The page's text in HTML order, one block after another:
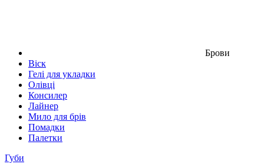
Брови
Віск
Гелі для укладки
Олівці
Консилер
Лайнер
Мило для брів
Помадки
Палетки
Губи